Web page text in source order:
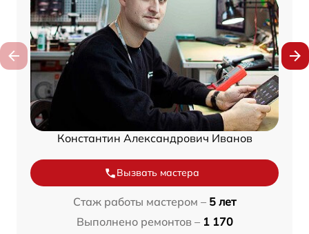
Константин Александрович Иванов
Вызвать мастера
Стаж работы мастером – 5 лет
Выполнено ремонтов – 1 170